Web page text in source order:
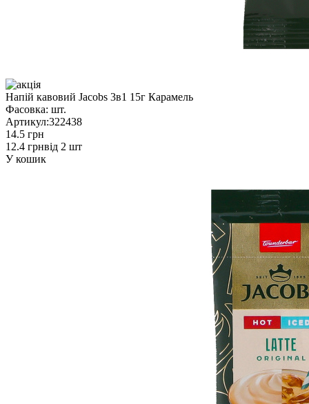
Напій кавовий Jacobs 3в1 15г Карамель
Фасовка: шт.
Артикул:322438
14.5 грн
12.4 грнвід 2 шт
У кошик